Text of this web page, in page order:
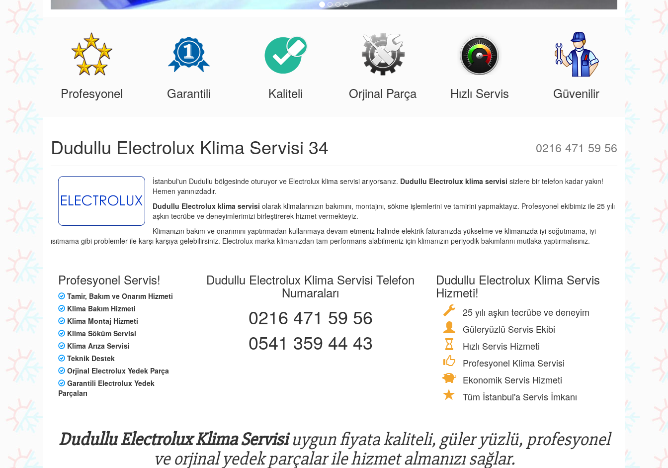
Profesyonel Garantili Kaliteli Orjinal Parça Hızlı Servis Güvenilir
Dudullu Electrolux Klima Servisi 34 0216 471 59 56
İstanbul'un Dudullu bölgesinde oturuyor ve Electrolux klima servisi arıyorsanız. Dudullu Electrolux klima servisi sizlere bir telefon kadar yakın!
Hemen yanınızdadır.
Dudullu Electrolux klima servisi olarak klimalarınızın bakımını, montajını, sökme işlemlerini ve tamirini yapmaktayız. Profesyonel ekibimiz ile 25 yılı
aşkın tecrübe ve deneyimlerimizi birleştirerek hizmet vermekteyiz.
Klimanızın bakım ve onarımını yaptırmadan kullanmaya devam etmeniz halinde elektrik faturanızda yükselme ve klimanızda iyi soğutmama, iyi
ısıtmama gibi problemler ile karşı karşıya gelebilirsiniz. Electrolux marka klimanızdan tam performans alabilmeniz için klimanızın periyodik bakımlarını mutlaka yaptırmalısınız.
Profesyonel Servis!
Tamir, Bakım ve Onarım Hizmeti
Klima Bakım Hizmeti
Klima Montaj Hizmeti
Klima Söküm Servisi
Klima Arıza Servisi
Teknik Destek
Orjinal Electrolux Yedek Parça
Garantili Electrolux Yedek
Parçaları
Dudullu Electrolux Klima Servisi Telefon
Numaraları
0216 471 59 56
0541 359 44 43
Dudullu Electrolux Klima Servis
Hizmeti!
25 yılı aşkın tecrübe ve deneyim
Güleryüzlü Servis Ekibi
Hızlı Servis Hizmeti
Profesyonel Klima Servisi
Ekonomik Servis Hizmeti
Tüm İstanbul'a Servis İmkanı
Dudullu Electrolux Klima Servisiuygun fiyata kaliteli, güler yüzlü, profesyonel
ve orjinal yedek parçalar ile hizmet almanızı sağlar.